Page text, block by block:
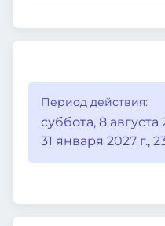
Период действия:
суббота, 8
31 января 2027 г.,